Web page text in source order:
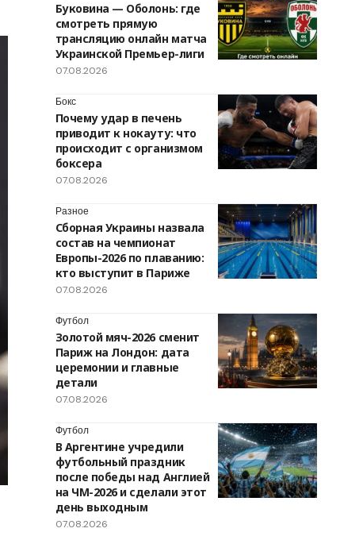
Буковина — Оболонь: где
смотреть прямую
трансляцию онлайн матча
Украинской Премьер-лиги
07.08.2026
Бокс
Почему удар в печень
приводит к нокауту: что
происходит с организмом
боксера
07.08.2026
Разное
Сборная Украины назвала
состав на чемпионат
Европы-2026 по плаванию:
кто выступит в Париже
07.08.2026
Футбол
Золотой мяч-2026 сменит
Париж на Лондон: дата
церемонии и главные
детали
07.08.2026
Футбол
В Аргентине учредили
футбольный праздник
после победы над Англией
на ЧМ-2026 и сделали этот
день выходным
07.08.2026